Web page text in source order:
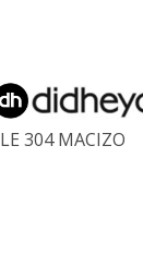
304 MACIZO